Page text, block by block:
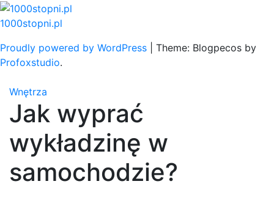
Skip
to
1000stopni.pl
Proudly powered by WordPress
Theme: Blogpecos by
Profoxstudio.
Wnętrza
Jak wyprać
wykładzinę w
samochodzie?